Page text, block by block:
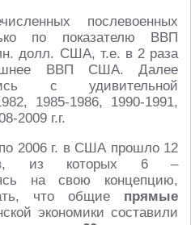
послевоенных
по показателю ВВП
долл. США, т.е. в 2 раза
ВВП США. Далее
с удивительной
1985-1986, 1990-1991,
2009 г.г.
2006 г. в США прошло 12
из которых 6 –
на свою концепцию,
что общие прямые
экономики составили